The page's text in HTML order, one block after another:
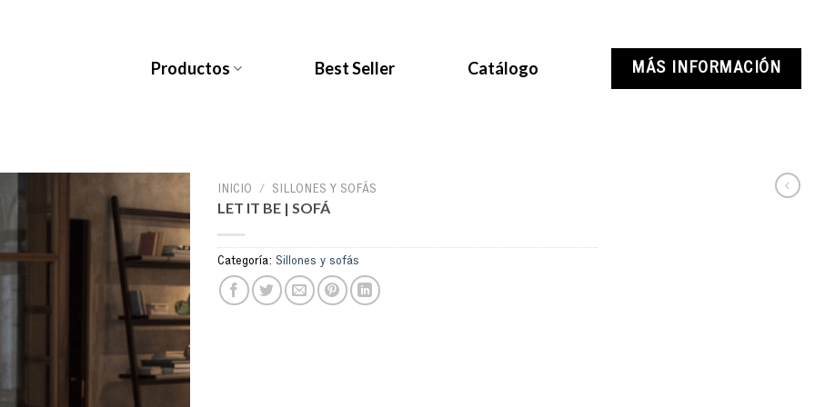
Productos Best Seller Catálogo MÁS INFORMACIÓN
INICIO / SILLONES Y SOFÁS
LET IT BE | SOFÁ
Categoría: Sillones y sofás